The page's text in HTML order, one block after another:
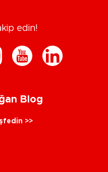
edin!
Blog
>>